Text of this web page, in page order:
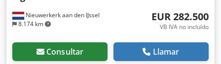
Nieuwerkerk aan den IJssel
8.174 km
EUR 282.500
VB IVA no incluído
Consultar Llamar